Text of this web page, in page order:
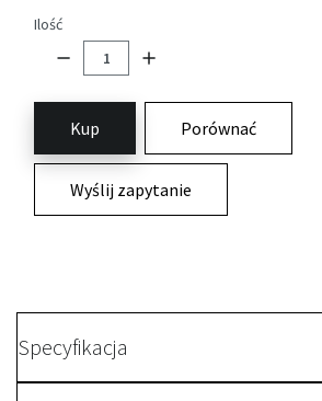
Ilość
Kup Porównać
Wyślij zapytanie
Specyfikacja